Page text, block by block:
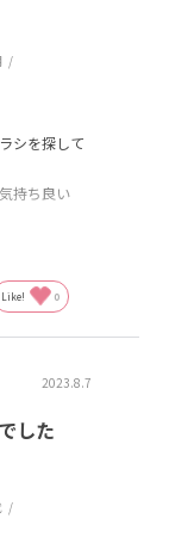
シを探して
持ち良い
になります
Like! 0
2023.8.7
した